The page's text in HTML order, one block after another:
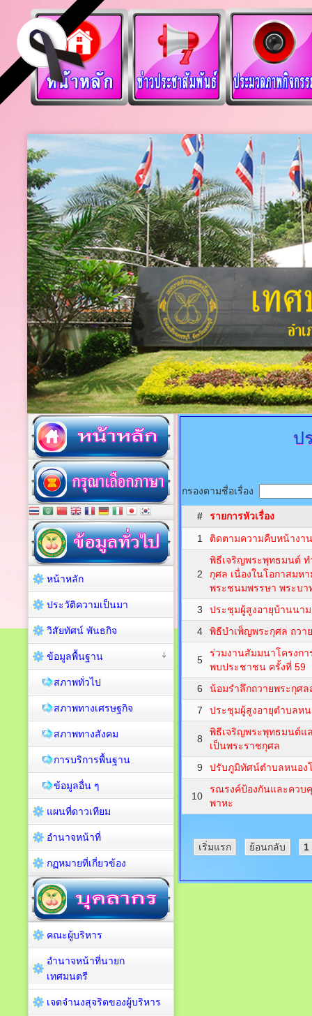
ป
กรองตามชื่อเรื่อง
#
รายการหัวเรื่อง
1
ติดตามความคืบหน้างา
2
พิธีเจริญพระพุทธมนต์
กุศล เนื่องในโอกาสมห
พระชนมพรรษา พระบา
3
ประชุมผู้สูงอายุบ้านนา
4
พิธีบำเพ็ญพระกุศล ถวา
5
ร่วมงานสัมมนาโครงก
พบประชาชน ครั้งที่ 59
6
น้อมรำลึกถวายพระกุศ
7
ประชุมผู้สูงอายุตำบลห
8
พิธีเจริญพระพุทธมนต์แ
เป็นพระราชกุศล
9
ปรับภูมิทัศน์ตำบลหนอง
10
รณรงค์ป้องกันและควบ
พาหะ
เริ่มแรก ย้อนกลับ 1
หน้าหลัก
ประวัติความเป็นมา
วิสัยทัศน์ พันธกิจ
ข้อมูลพื้นฐาน
สภาพทั่วไป
สภาพทางเศรษฐกิจ
สภาพทางสังคม
การบริการพื้นฐาน
ข้อมูลอื่น ๆ
แผนที่ดาวเทียม
อำนาจหน้าที่
กฏหมายที่เกี่ยวข้อง
คณะผู้บริหาร
อำนาจหน้าที่นายก
เทศมนตรี
เจตจำนงสุจริตของผู้บริหาร